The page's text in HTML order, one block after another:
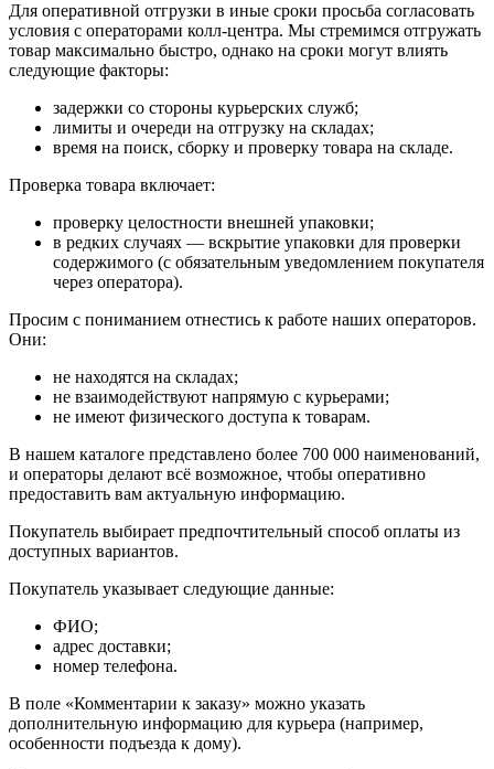
Для оперативной отгрузки в иные сроки просьба согласовать
условия с операторами колл‑центра. Мы стремимся отгружать
товар максимально быстро, однако на сроки могут влиять
следующие факторы:
задержки со стороны курьерских служб;
лимиты и очереди на отгрузку на складах;
время на поиск, сборку и проверку товара на складе.
Проверка товара включает:
проверку целостности внешней упаковки;
в редких случаях — вскрытие упаковки для проверки
содержимого (с обязательным уведомлением покупателя
через оператора).
Просим с пониманием отнестись к работе наших операторов.
Они:
не находятся на складах;
не взаимодействуют напрямую с курьерами;
не имеют физического доступа к товарам.
В нашем каталоге представлено более 700 000 наименований,
и операторы делают всё возможное, чтобы оперативно
предоставить вам актуальную информацию.
Покупатель выбирает предпочтительный способ оплаты из
доступных вариантов.
Покупатель указывает следующие данные:
ФИО;
адрес доставки;
номер телефона.
В поле «Комментарии к заказу» можно указать
дополнительную информацию для курьера (например,
особенности подъезда к дому).